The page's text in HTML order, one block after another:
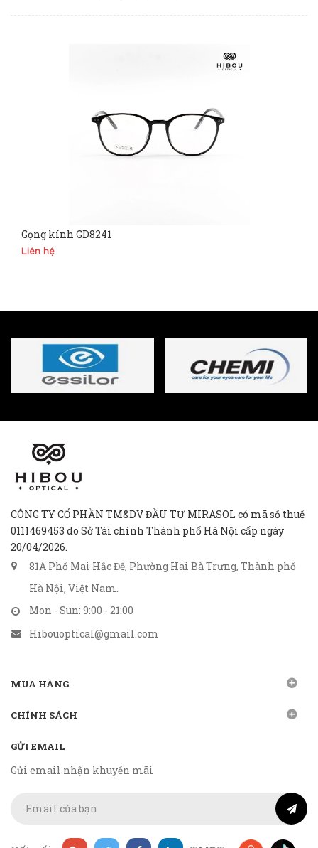
Gọng kính GD8241
Liên hệ
CÔNG TY CỔ PHẦN TM&DV ĐẦU TƯ MIRASOL có mã số thuế
0111469453 do Sở Tài chính Thành phố Hà Nội cấp ngày
20/04/2026.
81A Phố Mai Hắc Đế, Phường Hai Bà Trưng, Thành phố
Hà Nội, Việt Nam.
Mon - Sun: 9:00 - 21:00
Hibouoptical@gmail.com
MUA HÀNG
CHÍNH SÁCH
GỬI EMAIL
Gửi email nhận khuyến mãi